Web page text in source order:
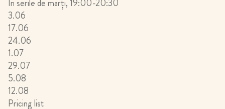
În serile de marţi, 19:00-20:30
3.06
17.06
24.06
1.07
29.07
5.08
12.08
Pricing list